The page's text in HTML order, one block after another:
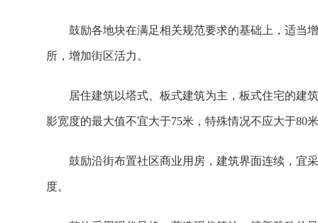
鼓励各地块在满足相关规范要求的基础上，适当
所，增加街区活力。
居住建筑以塔式、板式建筑为主，板式住宅的建
影宽度的最大值不宜大于75米，特殊情况不应大于80
鼓励沿街布置社区商业用房，建筑界面连续，宜
度。